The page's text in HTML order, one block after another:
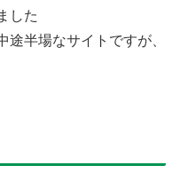
した
途半場なサイトですが、